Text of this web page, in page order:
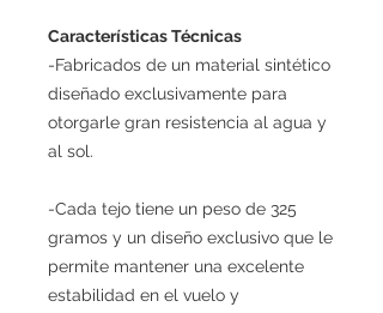
Características Técnicas
-Fabricados de un material sintético
diseñado exclusivamente para
otorgarle gran resistencia al agua y
al sol.
-Cada tejo tiene un peso de 325
gramos y un diseño exclusivo que le
permite mantener una excelente
estabilidad en el vuelo y